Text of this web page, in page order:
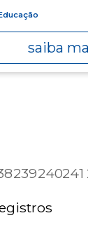
saiba
239240241